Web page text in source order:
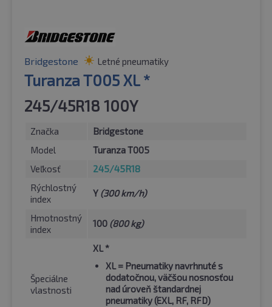
Bridgestone Letné pneumatiky
Turanza T005 XL *
245/45R18 100Y
Značka
Bridgestone
Model
Turanza T005
Veľkosť
245/45R18
Rýchlostný
index
Y (300 km/h)
Hmotnostný
index
100 (800 kg)
Špeciálne
vlastnosti
XL *
XL= Pneumatiky navrhnuté s
dodatočnou, väčšou nosnosťou
nad úroveň štandardnej
pneumatiky (EXL, RF, RFD)